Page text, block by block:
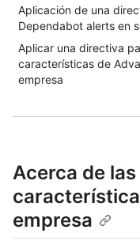
Aplicación de una
Dependabot alerts en
Aplicar una directiva
características de
empresa
Acerca de
empresa